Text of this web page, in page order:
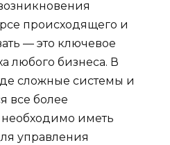
происходящего и
— это ключевое
любого бизнеса. В
сложные системы и
все более
иметь
управления